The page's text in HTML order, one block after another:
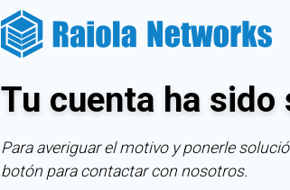
Tu cuenta ha sido
Para averiguar el motivo y ponerle
botón para contactar con nosotros.